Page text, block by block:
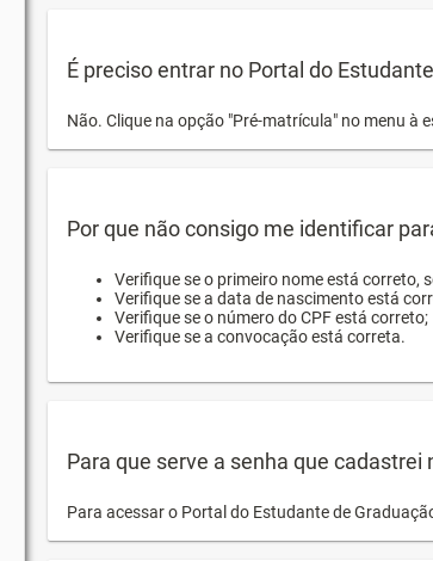
É preciso entrar no Portal do
Não. Clique na opção "Pré-matrícula" no menu à
Por que não consigo me identificar
Verifique se o primeiro nome está correto,
Verifique se a data de nascimento está
Verifique se o número do CPF está correto;
Verifique se a convocação está correta.
Para que serve a senha que cadastrei
Para acessar o Portal do Estudante de